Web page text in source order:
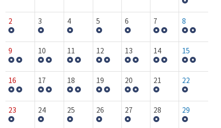
2 3 4 5 6 7 8
9 10 11 12 13 14 15
16 17 18 19 20 21 22
23 24 25 26 27 28 29